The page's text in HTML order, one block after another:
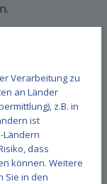
Ihr gerne folgen
Verarbeitung zu
an Länder
z.B. in
ist
Ländern
dass
können. Weitere
Sie in den